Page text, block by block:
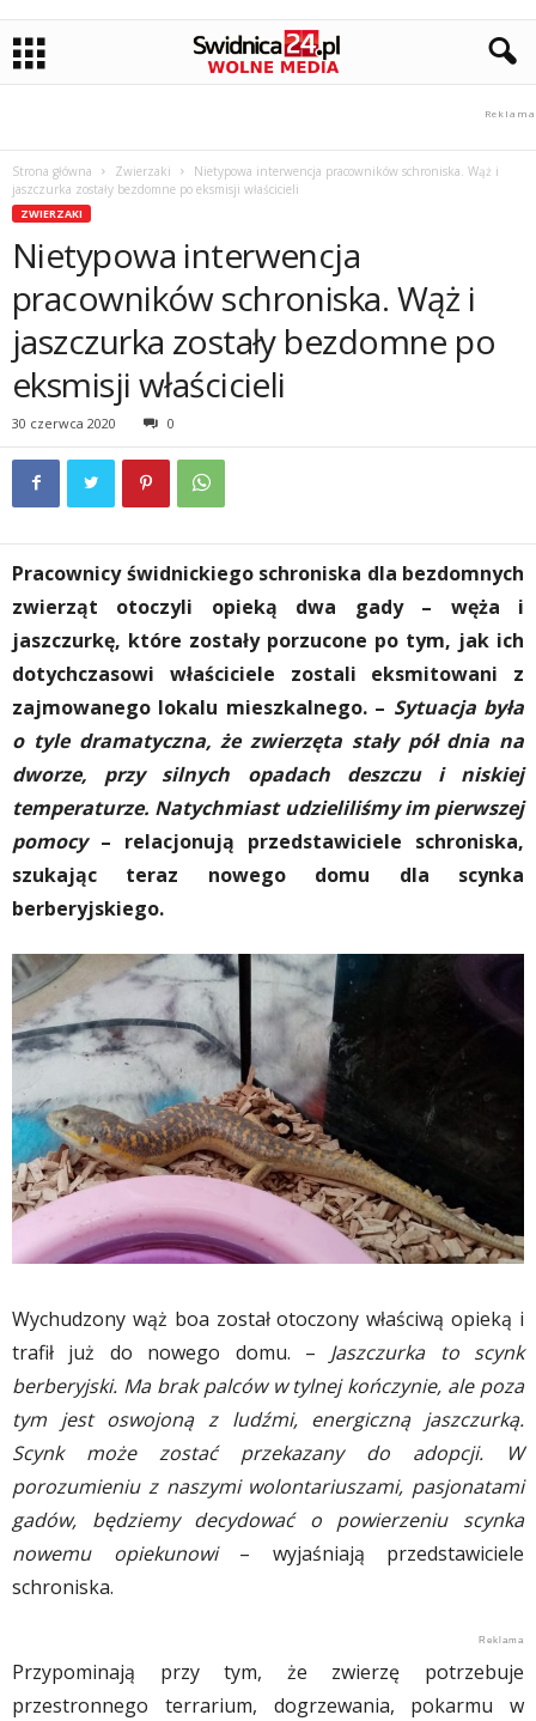
Strona główna Zwierzaki
Nietypowa interwencja pracowników schroniska. Wąż i
jaszczurka zostały bezdomne po eksmisji właścicieli
ZWIERZAKI
Nietypowa interwencja
pracowników schroniska. Wąż i
jaszczurka zostały bezdomne po
eksmisji właścicieli
30 czerwca 2020 0
Pracownicy świdnickiego schroniska dla bezdomnych
zwierząt otoczyli opieką dwa gady – węża i
jaszczurkę, które zostały porzucone po tym, jak ich
dotychczasowi właściciele zostali eksmitowani z
zajmowanego lokalu mieszkalnego. – Sytuacja była
o tyle dramatyczna, że zwierzęta stały pół dnia na
dworze, przy silnych opadach deszczu i niskiej
temperaturze. Natychmiast udzieliliśmy im pierwszej
pomocy– relacjonują przedstawiciele schroniska,
szukając teraz nowego domu dla scynka
berberyjskiego.
Wychudzony wąż boa został otoczony właściwą opieką i
trafił już do nowego domu. – Jaszczurka to scynk
berberyjski. Ma brak palców w tylnej kończynie, ale poza
tym jest oswojoną z ludźmi, energiczną jaszczurką.
Scynk może zostać przekazany do adopcji. W
porozumieniu z naszymi wolontariuszami, pasjonatami
gadów, będziemy decydować o powierzeniu scynka
nowemu opiekunowi– wyjaśniają przedstawiciele
schroniska.
Przypominają przy tym, że zwierzę potrzebuje
przestronnego terrarium, dogrzewania, pokarmu w